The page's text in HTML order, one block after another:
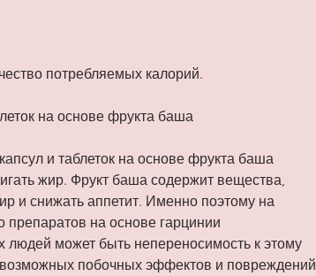
потребляемых калорий.
на основе фрукта баша
и таблеток на основе фрукта баша
жир. Фрукт баша содержит вещества,
и снижать аппетит. Именно поэтому на
на основе гарцинии
людей может быть непереносимость к этому
побочных эффектов и повреждений